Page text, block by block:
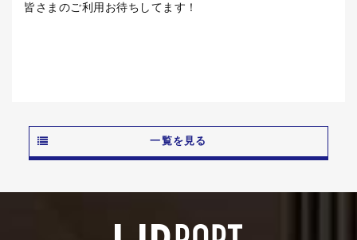
皆さまのご利用お待ちしてます！
一覧を見る